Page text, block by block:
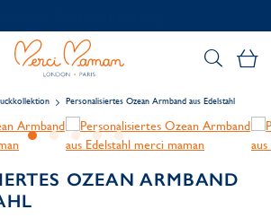
Personalisiertes Ozean Armband aus Edelstahl
OZEAN ARMBAND